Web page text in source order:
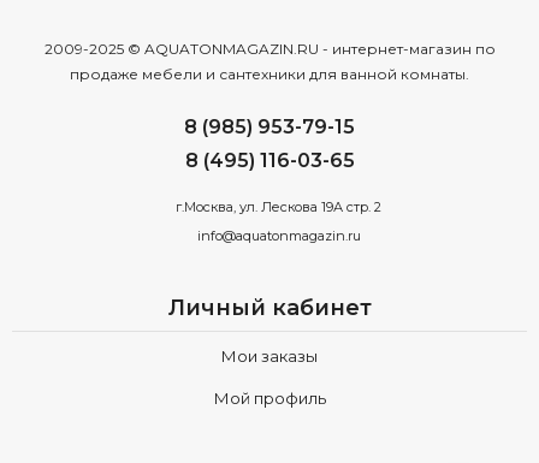
2009-2025 © AQUATONMAGAZIN.RU - интернет-магазин по
продаже мебели и сантехники для ванной комнаты.
8 (985) 953-79-15
8 (495) 116-03-65
г.Москва, ул. Лескова 19А стр. 2
info@aquatonmagazin.ru
Личный кабинет
Мои заказы
Мой профиль